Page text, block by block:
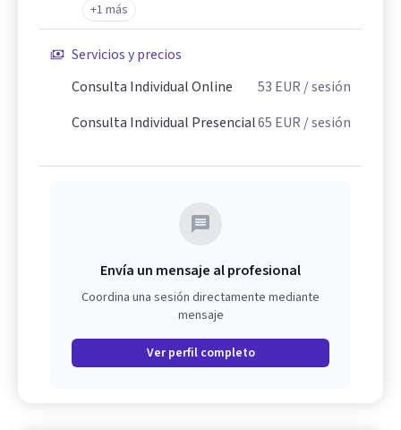
+1 más
Servicios y precios
Consulta Individual Online
53 EUR/ sesión
Consulta Individual Presencial65 EUR/ sesión
Envía un mensaje al profesional
Coordina una sesión directamente mediante
mensaje
Ver perfil completo